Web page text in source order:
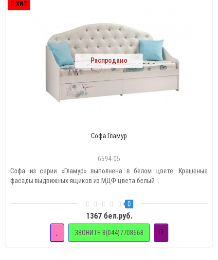
ХИТ
Распродано
Софа Гламур
6594-05
Софа из серии «Гламур» выполнена в белом цвете. Крашеные
фасады выдвижных ящиков из МДФ цвета белый ..
0
1367 бел.руб.
ЗВОНИТЕ 8(044)7708668